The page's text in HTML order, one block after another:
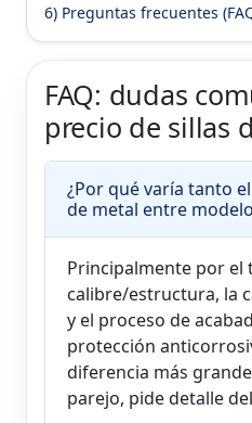
6) Preguntas frecuentes
FAQ: dudas
precio de sillas
¿Por qué varía tanto
de metal entre
Principalmente por el
calibre/estructura, la
y el proceso de
protección
diferencia más
parejo, pide detalle